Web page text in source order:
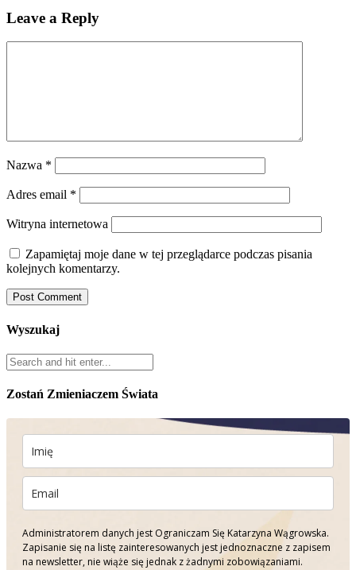
Leave a Reply
Nazwa *
Adres email *
Witryna internetowa
Zapamiętaj moje dane w tej przeglądarce podczas pisania
kolejnych komentarzy.
Wyszukaj
Zostań Zmieniaczem Świata
Administratorem danych jest Ograniczam Się Katarzyna Wągrowska.
Zapisanie się na listę zainteresowanych jest jednoznaczne z zapisem
na newsletter, nie wiąże się jednak z żadnymi zobowiązaniami.